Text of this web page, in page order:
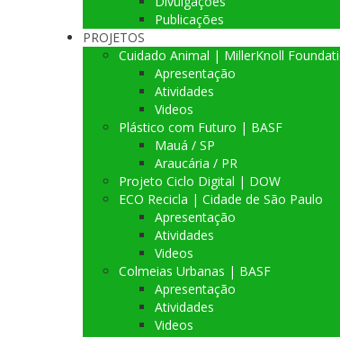
Publicações
PROJETOS
Cuidado Animal | MillerKnoll
Apresentação
Atividades
Videos
Plástico com Futuro | BASF
Mauá / SP
Araucária / PR
Projeto Ciclo Digital | DOW
ECO Recicla | Cidade de São Paulo
Apresentação
Atividades
Videos
Colmeias Urbanas | BASF
Apresentação
Atividades
Videos